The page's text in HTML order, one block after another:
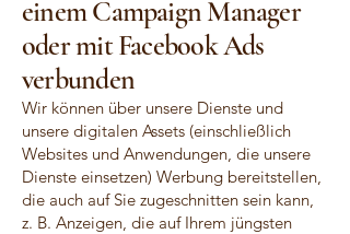
einem Campaign Manager
oder mit Facebook Ads
verbunden
Wir können über unsere Dienste und
unsere digitalen Assets (einschließlich
Websites und Anwendungen, die unsere
Dienste einsetzen) Werbung bereitstellen,
die auch auf Sie zugeschnitten sein kann,
z. B. Anzeigen, die auf Ihrem jüngsten